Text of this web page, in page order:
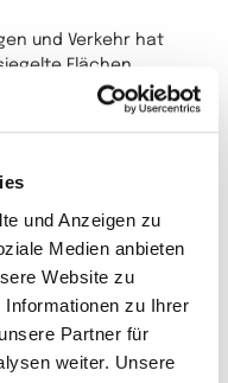
und Anzeigen zu
Medien anbieten
Website zu
zu Ihrer
Partner für
weiter. Unsere
und Verkehr hat
Flächen
Die
Die
eines Netto-Null-
Interkomm möchten
mit der
Eine nachhaltige
Boden sollte nicht
er bildet die